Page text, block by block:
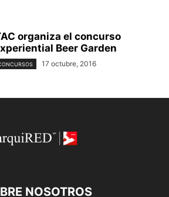
organiza el concurso
Beer Garden
17 octubre, 2016
NOSOTROS